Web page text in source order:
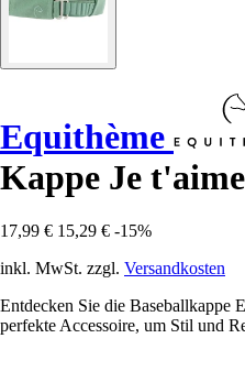
Equithème
Kappe Je
17,99 € 15,29 € -15%
inkl. MwSt. zzgl. Versandkosten
Entdecken Sie die Baseballkappe
perfekte Accessoire, um Stil und